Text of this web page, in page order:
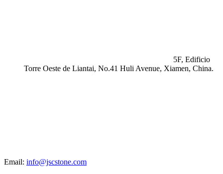
5F, Edificio
Torre Oeste de Liantai, No.41 Huli Avenue, Xiamen, China.
Email: info@jscstone.com